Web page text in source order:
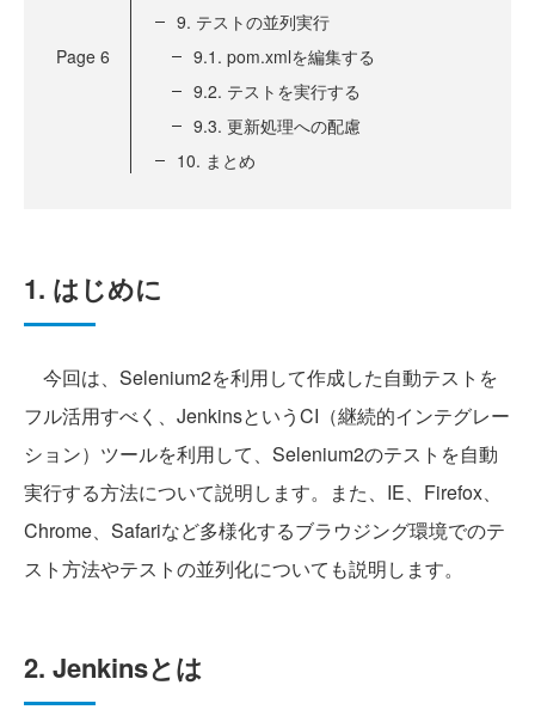
Page 6
9. テストの並列実行
9.1. pom.xmlを編集する
9.2. テストを実行する
9.3. 更新処理への配慮
10. まとめ
1. はじめに
今回は、Selenium2を利用して作成した自動テストを
フル活用すべく、JenkinsというCI（継続的インテグレー
ション）ツールを利用して、Selenium2のテストを自動
実行する方法について説明します。また、IE、Firefox、
Chrome、Safariなど多様化するブラウジング環境でのテ
スト方法やテストの並列化についても説明します。
2. Jenkinsとは